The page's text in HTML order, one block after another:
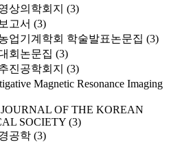
상의학회지 (3)
고서 (3)
업기계학회 학술발표논문집 (3)
회논문집 (3)
진공학회지 (3)
Magnetic Resonance Imaging
OF THE KOREAN
SOCIETY (3)
공학 (3)